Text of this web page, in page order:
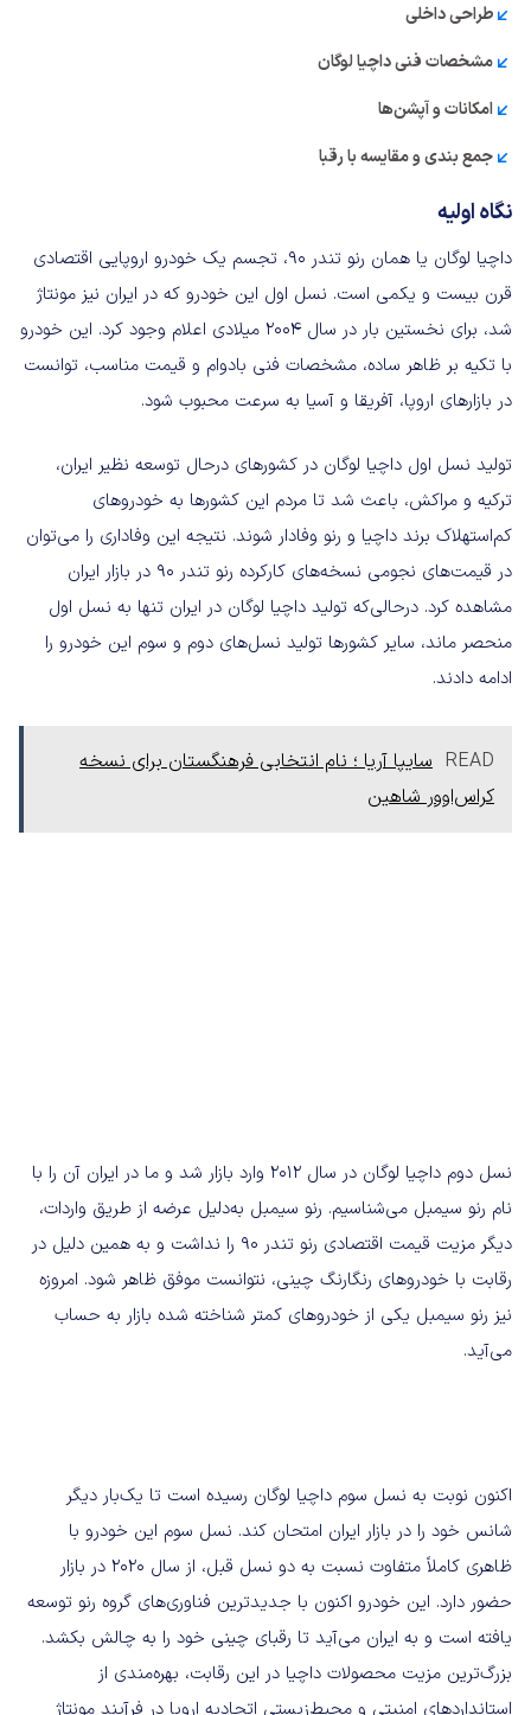
طراحی داخلی
مشخصات فنی داچیا لوگان
امکانات و آپشن‌ها
جمع بندی و مقایسه با رقبا
نگاه اولیه
داچیا لوگان یا همان رنو تندر ۹۰، تجسم یک خودرو اروپایی اقتصادی
قرن بیست و یکمی است. نسل اول این خودرو که در ایران نیز مونتاژ
شد، برای نخستین بار در سال ۲۰۰۴ میلادی اعلام وجود کرد. این خودرو
با تکیه بر ظاهر ساده، مشخصات فنی بادوام و قیمت مناسب، توانست
در بازارهای اروپا، آفریقا و آسیا به سرعت محبوب شود.
تولید نسل اول داچیا لوگان در کشورهای درحال توسعه نظیر ایران،
ترکیه و مراکش، باعث شد تا مردم این کشورها به خودروهای
کم‌استهلاک برند داچیا و رنو وفادار شوند. نتیجه این وفاداری را می‌توان
در قیمت‌های نجومی نسخه‌های کارکرده رنو تندر ۹۰ در بازار ایران
مشاهده کرد. درحالی‌که تولید داچیا لوگان در ایران تنها به نسل اول
منحصر ماند، سایر کشورها تولید نسل‌های دوم و سوم این خودرو را
ادامه دادند.
READ سایپا آریا ؛ نام انتخابی فرهنگستان برای نسخه
کراس‌اوور شاهین
نسل دوم داچیا لوگان در سال ۲۰۱۲ وارد بازار شد و ما در ایران آن را با
نام رنو سیمبل می‌شناسیم. رنو سیمبل به‌دلیل عرضه از طریق واردات،
دیگر مزیت قیمت اقتصادی رنو تندر ۹۰ را نداشت و به همین دلیل در
رقابت با خودروهای رنگارنگ چینی، نتوانست موفق ظاهر شود. امروزه
نیز رنو سیمبل یکی از خودروهای کمتر شناخته شده بازار به حساب
می‌آید.
اکنون نوبت به نسل سوم داچیا لوگان رسیده است تا یک‌بار دیگر
شانس خود را در بازار ایران امتحان کند. نسل سوم این خودرو با
ظاهری کاملاً متفاوت نسبت به دو نسل قبل، از سال ۲۰۲۰ در بازار
حضور دارد. این خودرو اکنون با جدیدترین فناوری‌های گروه رنو توسعه
یافته است و به ایران می‌آید تا رقبای چینی خود را به چالش بکشد.
بزرگ‌ترین مزیت محصولات داچیا در این رقابت، بهره‌مندی از